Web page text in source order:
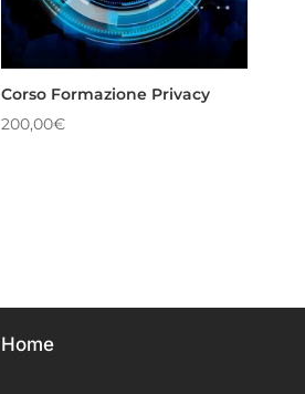
Corso Formazione Privacy
200,00€
Home